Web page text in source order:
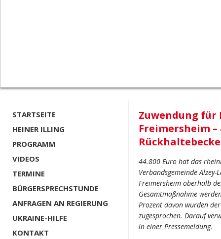
STARTSEITE
HEINER ILLING
PROGRAMM
VIDEOS
TERMINE
BÜRGERSPRECHSTUNDE
ANFRAGEN AN REGIERUNG
UKRAINE-HILFE
KONTAKT
Zuwendung für
Freimersheim –
44.800 Euro hat das
Verbandsgemeinde
Freimersheim oberhalb
Gesamtmaßnahme
Prozent davon wurden
zugesprochen. Darauf
in einer Pressemeldung.